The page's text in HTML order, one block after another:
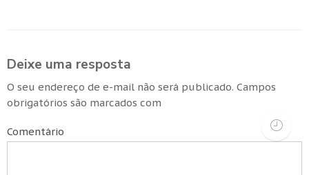
Deixe uma resposta
O seu endereço de e-mail não será publicado. Campos
obrigatórios são marcados com
Comentário